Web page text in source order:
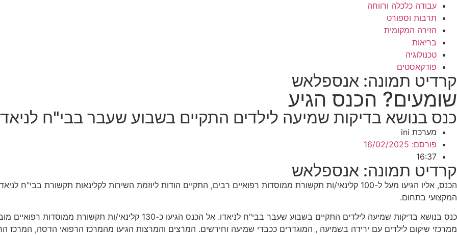
עבודה כלכלה ורווחה
תרבות וספורט
הזירה המקומית
בריאות
טכנולוגיה
פודקאסטים
קרדיט תמונה: אנספלאש
שומעים? הכנס הגיע
כנס בנושא בדיקות שמיעה לילדים התקיים בשבוע שעבר בבי"ח
מערכת ini
פורסם:
16:37
קרדיט תמונה: אנספלאש
הכנס, אליו הגיעו מעל ל-100 קלינאי/ות תקשורת ממוסדות רפואיים רבים, התקיים הודות ליוזמת השירות לקלינאות
המקצועי בתחום.
כנס בנושא בדיקות שמיעה לילדים התקיים בשבוע שעבר בבי"ח לניאדו. אל
ממרכזי שיקום לילדים עם ירידה בשמיעה , המוגדרים ככבדי שמיעה וחירשים. המרצים והמרצות הגיעו מהמרכז הרפואי הדסה, המרכז